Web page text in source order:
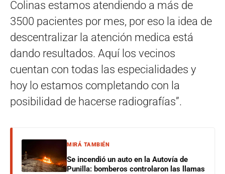
Colinas estamos atendiendo a más de
3500 pacientes por mes, por eso la idea de
descentralizar la atención medica está
dando resultados. Aquí los vecinos
cuentan con todas las especialidades y
hoy lo estamos completando con la
posibilidad de hacerse radiografías”.
MIRÁ TAMBIÉN
Se incendió un auto en la Autovía de
Punilla: bomberos controlaron las llamas